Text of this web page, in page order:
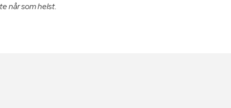
når som helst.